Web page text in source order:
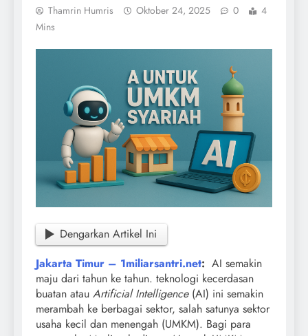
Thamrin Humris Oktober 24, 2025 0
4
Mins
Dengarkan Artikel Ini
Jakarta Timur – 1miliarsantri.net: AI semakin
maju dari tahun ke tahun. teknologi kecerdasan
buatan atau Artificial Intelligence(AI) ini semakin
merambah ke berbagai sektor, salah satunya sektor
usaha kecil dan menengah (UMKM). Bagi para